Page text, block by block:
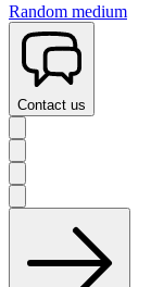
Random medium
Contact us